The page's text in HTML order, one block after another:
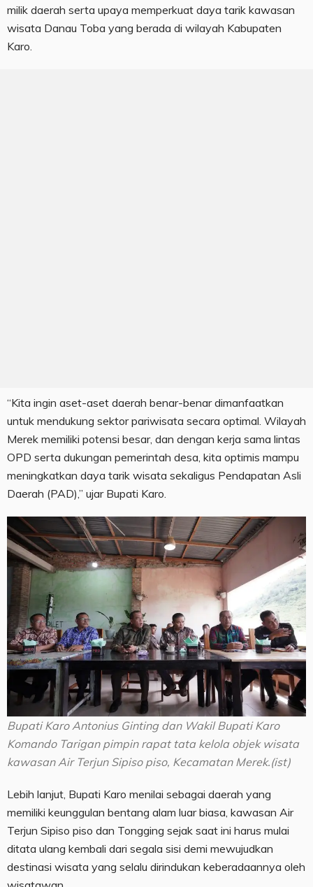
milik daerah serta upaya memperkuat daya tarik kawasan
wisata Danau Toba yang berada di wilayah Kabupaten
Karo.
“Kita ingin aset-aset daerah benar-benar dimanfaatkan
untuk mendukung sektor pariwisata secara optimal. Wilayah
Merek memiliki potensi besar, dan dengan kerja sama lintas
OPD serta dukungan pemerintah desa, kita optimis mampu
meningkatkan daya tarik wisata sekaligus Pendapatan Asli
Daerah (PAD),” ujar Bupati Karo.
Bupati Karo Antonius Ginting dan Wakil Bupati Karo
Komando Tarigan pimpin rapat tata kelola objek wisata
kawasan Air Terjun Sipiso piso, Kecamatan Merek.(ist)
Lebih lanjut, Bupati Karo menilai sebagai daerah yang
memiliki keunggulan bentang alam luar biasa, kawasan Air
Terjun Sipiso piso dan Tongging sejak saat ini harus mulai
ditata ulang kembali dari segala sisi demi mewujudkan
destinasi wisata yang selalu dirindukan keberadaannya oleh